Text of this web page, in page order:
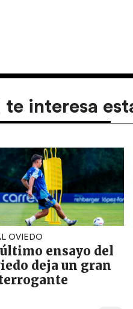
te interesa
OVIEDO
ensayo del
deja un gran